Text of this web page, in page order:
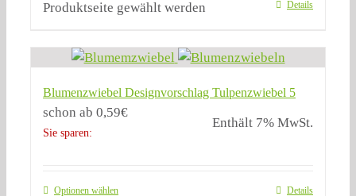
Produktseite gewählt werden
Details
Blumenzwiebel Designvorschlag Tulpenzwiebel 5
schon ab 0,59€
Sie sparen:
Enthält 7% MwSt.
Optionen wählen Details